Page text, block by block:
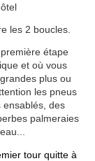
les 2 boucles.
étape
et où vous
plus ou
les pneus
ensablés, des
palmeraies
tour quitte à